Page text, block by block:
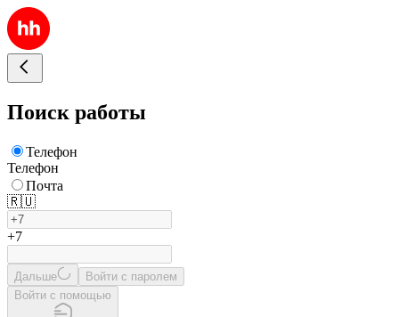
Поиск работы
Телефон
Телефон
Почта
🇷🇺
+7
Дальше
Войти с паролем
Войти с помощью